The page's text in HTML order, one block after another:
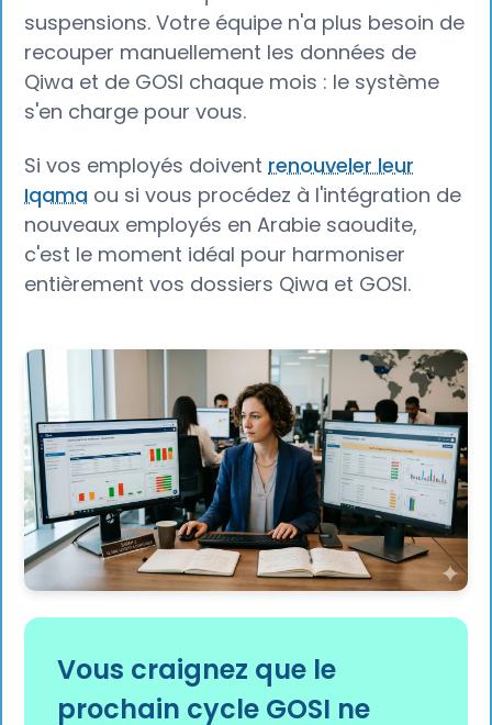
suspensions. Votre équipe n'a plus besoin de
recouper manuellement les données de
Qiwa et de GOSI chaque mois : le système
s'en charge pour vous.
Si vos employés doiventrenouveler leur
Iqama ou si vous procédez à l'intégration de
nouveaux employés en Arabie saoudite,
c'est le moment idéal pour harmoniser
entièrement vos dossiers Qiwa et GOSI.
Vous craignez que le
prochain cycle GOSI ne